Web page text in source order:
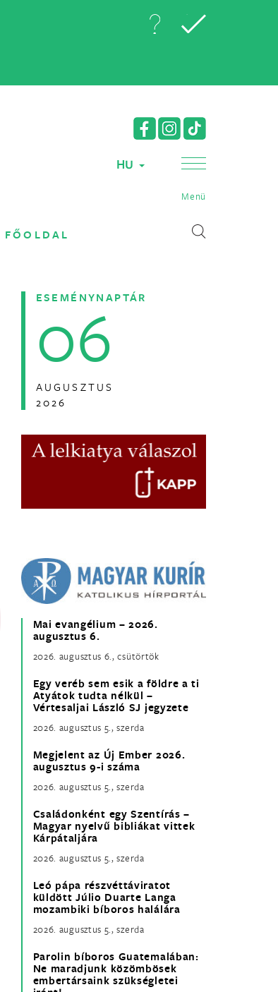
HU
Menü
FŐOLDAL
ESEMÉNYNAPTÁR
06
AUGUSZTUS
2026
Mai evangélium – 2026.
augusztus 6.
2026. augusztus 6., csütörtök
Egy veréb sem esik a földre a ti
Atyátok tudta nélkül –
Vértesaljai László SJ jegyzete
2026. augusztus 5., szerda
Megjelent az Új Ember 2026.
augusztus 9-i száma
2026. augusztus 5., szerda
Családonként egy Szentírás –
Magyar nyelvű bibliákat vittek
Kárpátaljára
2026. augusztus 5., szerda
Leó pápa részvéttáviratot
küldött Júlio Duarte Langa
mozambiki bíboros halálára
2026. augusztus 5., szerda
Parolin bíboros Guatemalában:
Ne maradjunk közömbösek
embertársaink szükségletei